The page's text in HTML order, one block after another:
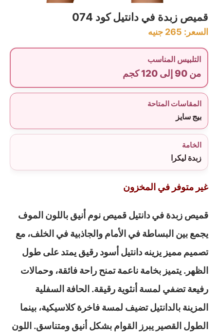
قميص زبدة في دانتيل كود 074
السعر: 265 جنيه
التلبيس المناسب
من 90 إلى 120 كجم
المقاسات المتاحة
بيج سايز
الخامة
زبدة ليكرا
غير متوفر في المخزون
قميص زبدة في دانتيل قميص نوم أنيق باللون الموف
يجمع بين البساطة في الأمام والجاذبية في الخلف، مع
تصميم مميز يزينه دانتيل أسود رقيق يمتد على طول
الظهر. يتميز بخامة ناعمة تمنح راحة فائقة، وحمالات
رفيعة تضفي لمسة أنثوية رقيقة. الحافة السفلية
المزينة بالدانتيل تضيف لمسة فاخرة كلاسيكية، بينما
الطول القصير يبرز القوام بشكل أنيق ومتناسق. اللون